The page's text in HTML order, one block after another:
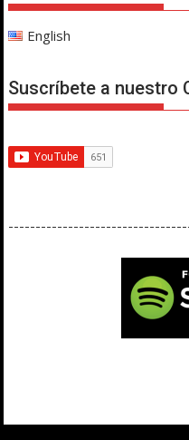
English
Suscríbete a nuestro